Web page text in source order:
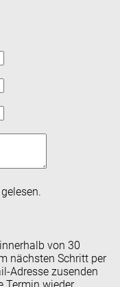
gelesen.
von 30
nächsten Schritt per
Adresse zusenden